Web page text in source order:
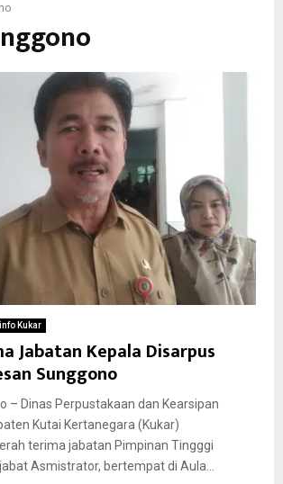
Kukar
Jabatan Kepala Disarpus
Sunggono
– Dinas Perpustakaan dan Kearsipan
Kutai Kertanegara (Kukar)
terima jabatan Pimpinan Tingggi
Asmistrator, bertempat di Aula...